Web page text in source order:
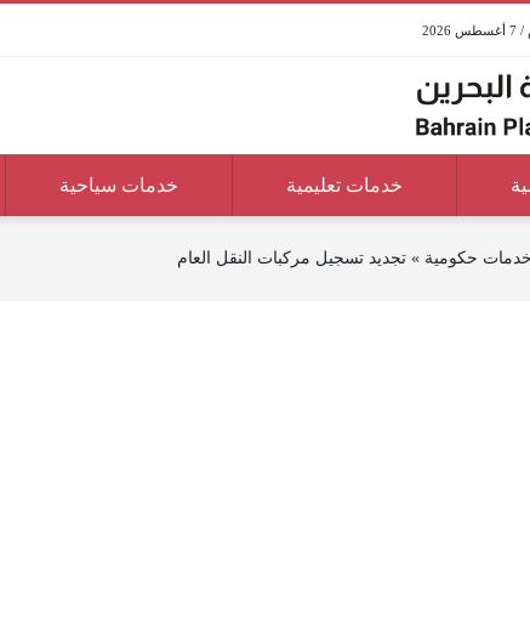
خدمات تعليمية خدمات سياحية
خدمات حكومية »تجديد تسجيل مركبات النقل العام